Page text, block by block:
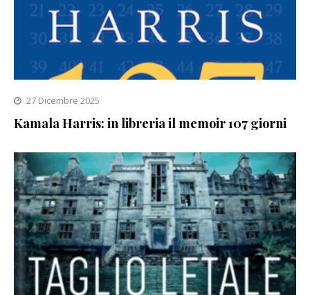
27 Dicembre 2025
Kamala Harris: in libreria il memoir 107 giorni